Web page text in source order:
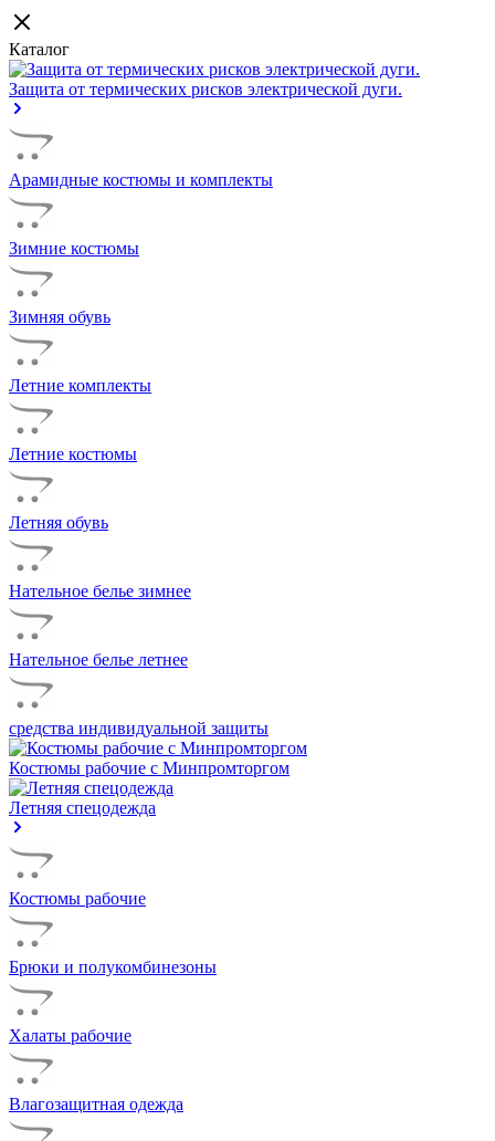
Каталог
Защита от термических рисков электрической дуги.
Арамидные костюмы и комплекты
Зимние костюмы
Зимняя обувь
Летние комплекты
Летние костюмы
Летняя обувь
Нательное белье зимнее
Нательное белье летнее
средства индивидуальной защиты
Костюмы рабочие с Минпромторгом
Летняя спецодежда
Костюмы рабочие
Брюки и полукомбинезоны
Халаты рабочие
Влагозащитная одежда